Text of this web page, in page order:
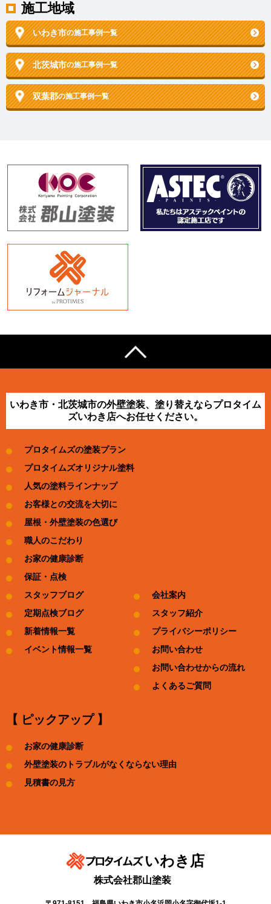
施工地域
いわき市の施工事例一覧
北茨城市の施工事例一覧
双葉郡の施工事例一覧
いわき市・北茨城市の外壁塗装、塗り替えならプロタイム
ズいわき店へお任せください。
プロタイムズの塗装プラン
プロタイムズオリジナル塗料
人気の塗料ラインナップ
お客様との交流を大切に
屋根・外壁塗装の色選び
職人のこだわり
お家の健康診断
保証・点検
スタッフブログ
定期点検ブログ
新着情報一覧
イベント情報一覧
会社案内
スタッフ紹介
プライバシーポリシー
お問い合わせ
お問い合わせからの流れ
よくあるご質問
【 ピックアップ 】
お家の健康診断
外壁塗装のトラブルがなくならない理由
見積書の見方
いわき店
株式会社郡山塗装